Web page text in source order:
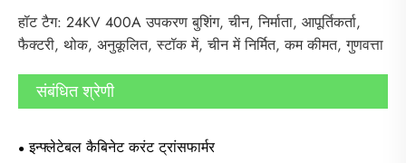
हॉट टैग: 24KV 400A उपकरण बुशिंग, चीन, निर्माता, आपूर्तिकर्ता,
फैक्टरी, थोक, अनुकूलित, स्टॉक में, चीन में निर्मित, कम कीमत, गुणवत्ता
संबंधित श्रेणी
इन्फ्लेटेबल कैबिनेट करंट ट्रांसफार्मर